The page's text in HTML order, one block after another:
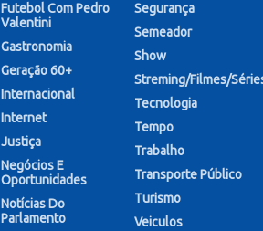
Futebol Com Pedro
Valentini
Gastronomia
Geração 60+
Internacional
Internet
Justiça
Negócios E
Oportunidades
Notícias Do
Parlamento
Segurança
Semeador
Show
Streming/Filmes/
Tecnologia
Tempo
Trabalho
Transporte Público
Turismo
Veiculos